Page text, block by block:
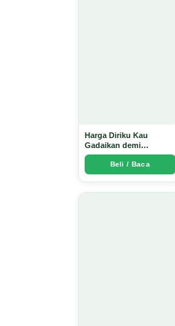
Harga Diriku Kau
Gadaikan demi
Perempuan Itu - Arda
Beli / Baca